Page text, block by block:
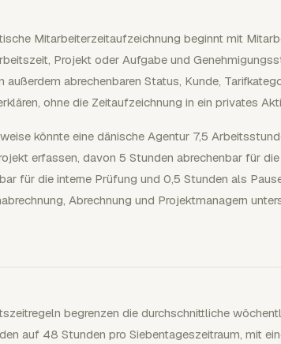
Mitarbeiterzeitaufzeichnung beginnt mit
Projekt oder Aufgabe und
außerdem abrechenbaren Status, Kunde,
ohne die Zeitaufzeichnung in ein privates
könnte eine dänische Agentur 7,5
erfassen, davon 5 Stunden abrechenbar für
für die interne Prüfung und 0,5 Stunden als
Abrechnung und Projektmanagern
begrenzen die durchschnittliche
auf 48 Stunden pro Siebentageszeitraum, mit